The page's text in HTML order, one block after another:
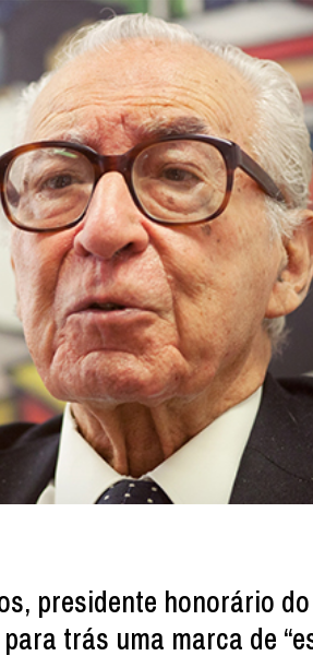
presidente honorário
trás uma marca de